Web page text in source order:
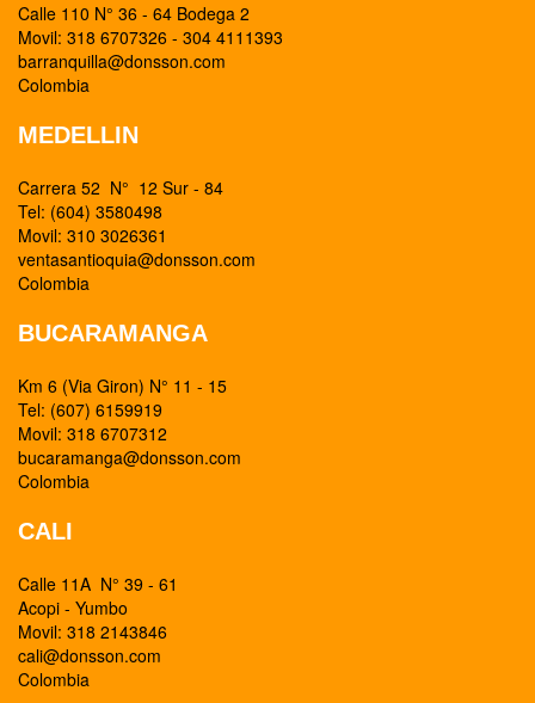
Calle 110 N° 36 - 64 Bodega 2
Movil: 318 6707326 - 304 4111393
barranquilla@donsson.com
Colombia
MEDELLIN
Carrera 52 N° 12 Sur - 84
Tel: (604) 3580498
Movil: 310 3026361
ventasantioquia@donsson.com
Colombia
BUCARAMANGA
Km 6 (Via Giron) N° 11 - 15
Tel: (607) 6159919
Movil: 318 6707312
bucaramanga@donsson.com
Colombia
CALI
Calle 11A N° 39 - 61
Acopi - Yumbo
Movil: 318 2143846
cali@donsson.com
Colombia